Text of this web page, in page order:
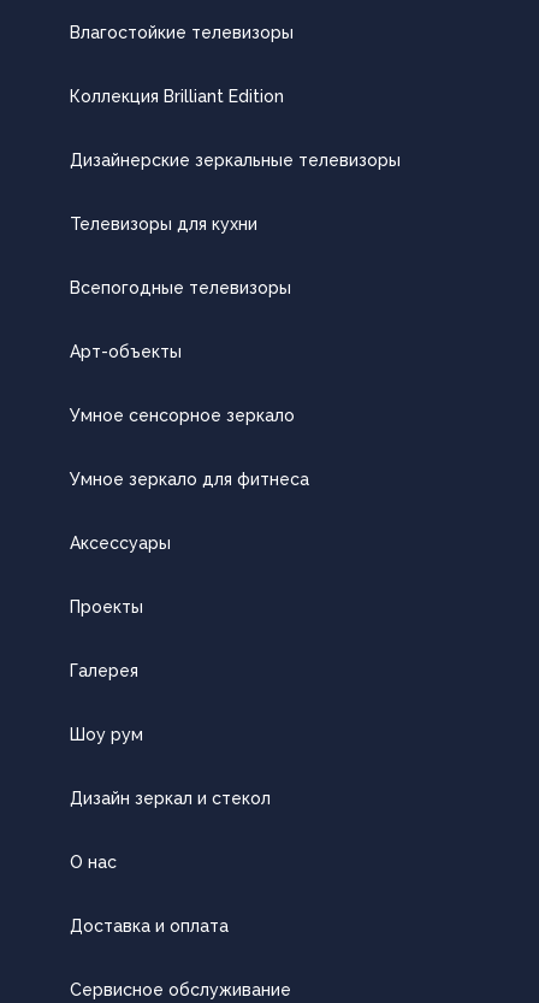
Влагостойкие телевизоры
Коллекция Brilliant Edition
Дизайнерские зеркальные телевизоры
Телевизоры для кухни
Всепогодные телевизоры
Арт-объекты
Умное сенсорное зеркало
Умное зеркало для фитнеса
Аксессуары
Проекты
Галерея
Шоу рум
Дизайн зеркал и стекол
О нас
Доставка и оплата
Сервисное обслуживание